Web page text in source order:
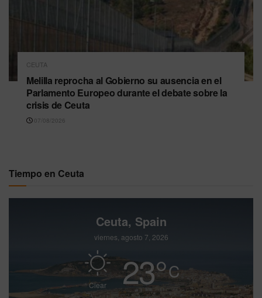
CEUTA
Melilla reprocha al Gobierno su ausencia en el
Parlamento Europeo durante el debate sobre la
crisis de Ceuta
07/08/2026
Tiempo en Ceuta
Ceuta, Spain
viernes, agosto 7, 2026
Clear 23°C